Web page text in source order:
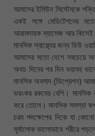
আমাদের ইমিউন সিস্টেমকে
একই সঙ্গে মেডিটেশনের
আরামদায়ক ম্যাসেজ আর কিসেই
মানসিক স্বাস্থ্যের জন্য ডিউ
আমাদের মতো দেশে সবচেয়ে
অথচ দিনের পর দিন ভয়াবহ
মানসিক অবসাদ (ডিপ্রেশন)
ভয়ংকর রকমের বেশি।
করে তোলে। মানসিক সমস্যা
চরম পদক্ষেপের দিকে যা
সূর্যালোক ভালোভাবে শরীরে